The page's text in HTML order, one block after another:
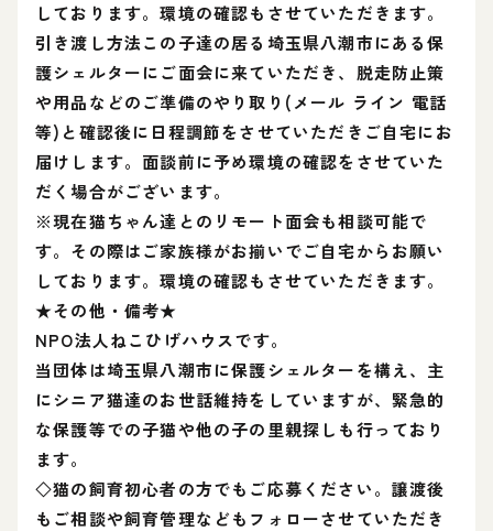
しております。環境の確認もさせていただきます。
引き渡し方法この子達の居る埼玉県八潮市にある保
護シェルターにご面会に来ていただき、脱走防止策
や用品などのご準備のやり取り(メール ライン 電話
等)と確認後に日程調節をさせていただきご自宅にお
届けします。面談前に予め環境の確認をさせていた
だく場合がございます。
※現在猫ちゃん達とのリモート面会も相談可能で
す。その際はご家族様がお揃いでご自宅からお願い
しております。環境の確認もさせていただきます。
★その他・備考★
NPO法人ねこひげハウスです。
当団体は埼玉県八潮市に保護シェルターを構え、主
にシニア猫達のお世話維持をしていますが、緊急的
な保護等での子猫や他の子の里親探しも行っており
ます。
◇猫の飼育初心者の方でもご応募ください。譲渡後
もご相談や飼育管理などもフォローさせていただき